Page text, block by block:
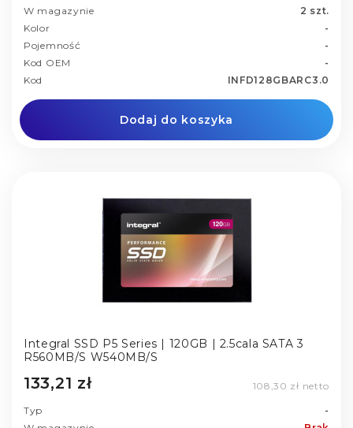
W magazynie
2 szt.
Kolor
-
Pojemność
-
Kod OEM
-
Kod
INFD128GBARC3.0
Dodaj do koszyka
Integral SSD P5 Series | 120GB | 2.5cala SATA 3
R560MB/S W540MB/S
133,21 zł 108,30 zł netto
Typ
-